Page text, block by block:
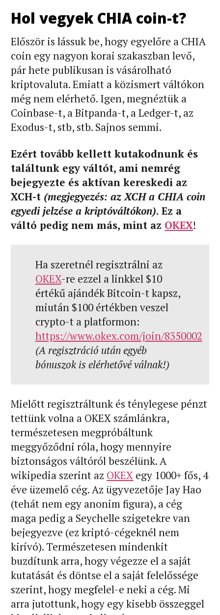
Hol vegyek CHIA coin-t?
Először is lássuk be, hogy egyelőre a CHIA
coin egy nagyon korai szakaszban levő,
pár hete publikusan is vásárolható
kriptovaluta. Emiatt a közismert váltókon
még nem elérhető. Igen, megnéztük a
Coinbase-t, a Bitpanda-t, a Ledger-t, az
Exodus-t, stb, stb. Sajnos semmi.
Ezért tovább kellett kutakodnunk és
találtunk egy váltót, ami nemrég
bejegyezte és aktívan kereskedi az
XCH-t (megjegyezés: az XCH a CHIA coin
egyedi jelzése a kriptóváltókon). Ez a
váltó pedig nem más, mint az OKEX!
Ha szeretnél regisztrálni az
OKEX-re ezzel a linkkel $10
értékű ajándék Bitcoin-t kapsz,
miután $100 értékben veszel
crypto-t a platformon:
https://www.okex.com/join/8350002
(A regisztráció után egyéb
bónuszok is elérhetővé válnak!)
Mielőtt regisztráltunk és ténylegese pénzt
tettünk volna a OKEX számlánkra,
természetesen megpróbáltunk
meggyőződni róla, hogy mennyire
biztonságos váltóról beszélünk. A
wikipedia szerint az OKEX egy 1000+ fős, 4
éve üzemelő cég. Az ügyvezetője Jay Hao
(tehát nem egy anonim figura), a cég
maga pedig a Seychelle szigetekre van
bejegyezve (ez kriptó-cégeknél nem
kirívó). Természetesen mindenkit
buzdítunk arra, hogy végezze el a saját
kutatását és döntse el a saját felelőssége
szerint, hogy megfelel-e neki a cég. Mi
arra jutottunk, hogy egy kisebb összeggel